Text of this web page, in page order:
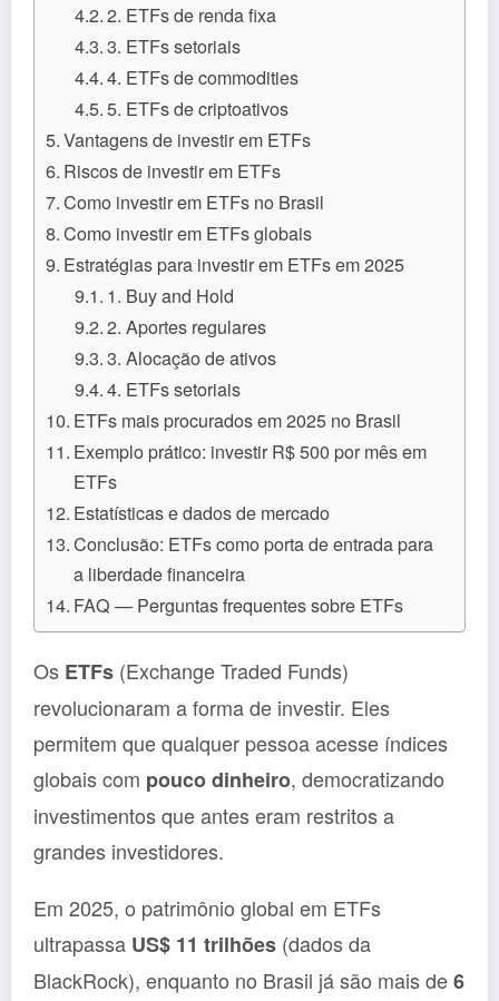
2. ETFs de renda fixa
3. ETFs setoriais
4. ETFs de commodities
5. ETFs de criptoativos
Vantagens de investir em ETFs
Riscos de investir em ETFs
Como investir em ETFs no Brasil
Como investir em ETFs globais
Estratégias para investir em ETFs em 2025
1. Buy and Hold
2. Aportes regulares
3. Alocação de ativos
4. ETFs setoriais
ETFs mais procurados em 2025 no Brasil
Exemplo prático: investir R$ 500 por mês em
ETFs
Estatísticas e dados de mercado
Conclusão: ETFs como porta de entrada para
a liberdade financeira
FAQ — Perguntas frequentes sobre ETFs
Os ETFs (Exchange Traded Funds)
revolucionaram a forma de investir. Eles
permitem que qualquer pessoa acesse índices
globais com pouco dinheiro, democratizando
investimentos que antes eram restritos a
grandes investidores.
Em 2025, o patrimônio global em ETFs
ultrapassa US$ 11 trilhões (dados da
BlackRock), enquanto no Brasil já são mais de6